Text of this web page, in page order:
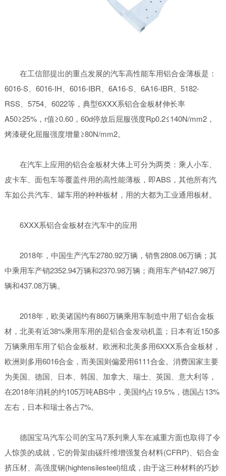
在工信部提出的重点发展的汽车高性能车用铝合金薄板是：
6016-S、6016-IH、6016-IBR、6A16-S、6A16-IBR、5182-
RSS、5754、6022等，典型6XXX系铝合金板材伸长率
A50≥25%，r值≥0.60，60d停放后屈服强度Rp0.2≤140N/mm2，
烤漆硬化屈服强度增量≥80N/mm2。
在汽车上应用的铝合金板材大体上可分为两类：乘人小车、
皮卡车、面包车等覆盖件用的高性能薄板，即ABS，其他所有汽
车如公共汽车、罐车用的种种板材，用的大都为工业通用板材。
6XXX系铝合金板材在汽车中的应用
2018年，中国生产汽车2780.92万辆，销售2808.06万辆；其
中乘用车产销2352.94万辆和2370.98万辆；商用车产销427.98万
辆和437.08万辆。
2018年，欧美诸国约有860万辆乘用车制造中用了铝合金板
材，北美有近38%乘用车用的是铝合金发动机盖；日本有近150多
万辆乘用车用了铝合金板材。欧洲和北美多用6XXX系合金板材，
欧洲则多用6016合金，而美国则偏爱用6111合金。消费国家主要
为美国、德国、日本、韩国、加拿大、瑞士、英国、意大利等，
在2018年消耗的约105万吨ABS中，美国约占19.5%，德国占13%
左右，日本和瑞士各占7%。
德国宝马汽车公司的宝马7系列乘人车在减重方面也取得了令
人惊羡的成就，它的骨架由碳纤维增强复合材料(CFRP)、铝合金
挤压材、高强度钢(hightensilesteel)组成，由于这三种材料的巧妙